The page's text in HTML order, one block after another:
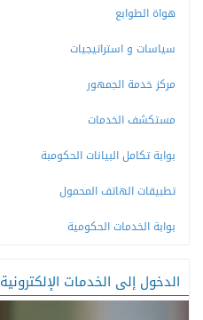
هواة الطوابع
سياسات و استراتيجيات
مركز خدمة الجمهور
مستكشف الخدمات
بوابة تكامل البيانات الحكومبة
تطبيقات الهاتف المحمول
بوابة الخدمات الحكومية
الدخول إلى الخدمات الإلكترونية